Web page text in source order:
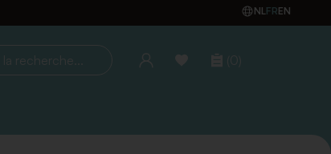
NLFREN
(0)